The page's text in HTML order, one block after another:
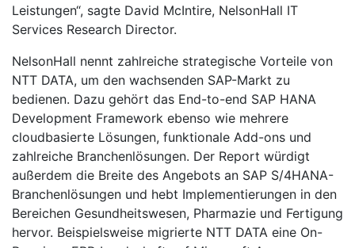
Leistungen“, sagte David McIntire, NelsonHall IT
Services Research Director.
NelsonHall nennt zahlreiche strategische Vorteile von
NTT DATA, um den wachsenden SAP-Markt zu
bedienen. Dazu gehört das End-to-end SAP HANA
Development Framework ebenso wie mehrere
cloudbasierte Lösungen, funktionale Add-ons und
zahlreiche Branchenlösungen. Der Report würdigt
außerdem die Breite des Angebots an SAP S/4HANA-
Branchenlösungen und hebt Implementierungen in den
Bereichen Gesundheitswesen, Pharmazie und Fertigung
hervor. Beispielsweise migrierte NTT DATA eine On-